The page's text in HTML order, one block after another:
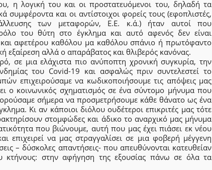
η λογική του και οι προστατευόμενοι του, δηλαδή τα
συμφέροντα και οι αντίστοιχοι φορείς τους (εφοπλιστές,
των μεταφορών, Ε.Ε. κ.ά.) ήταν αυτοί που
του θύτη στο έγκλημα και αυτό αφενός δεν είναι
αφετέρου καθόλου μα καθόλου σπάνιο ή πρωτόφαντο
εξαίρεση αλλά ο απαράβατος και θλιβερός κανόνας.
σε μια ελάχιστα πιο ανύποπτη χρονική συγκυρία, την
του Covid-19 και ασφαλώς πριν συντελεστεί το
επιχειρούσαμε να κωδικοποιήσουμε τις απόψεις μας
ο κοινωνικός σχηματισμός σε ένα σύντομο μήνυμα που
σήμερα να προσμετρήσουμε κάθε θάνατο ως ένα
Κι αν κάποιοι διόλου ουδέτεροι επικριτές μας τότε
στομφώδες και άδικο το αναρχικό μας μήνυμα
που βιώνουμε, αυτή που μας έχει πιάσει εκ νέου
επιχειρεί να μας στραγγαλίσει σε μια φοβερή μέγγενη
– δύσκολες απαντήσεις- που απευθύνονται κατευθείαν
κτήνους: στην αφήγηση της εξουσίας πάνω σε όλα τα